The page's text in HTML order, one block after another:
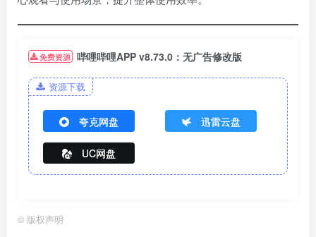
免费资源 哔哩哔哩APP v8.73.0：无广告修改版
资源下载
夸克网盘 迅雷云盘
UC网盘
© 版权声明